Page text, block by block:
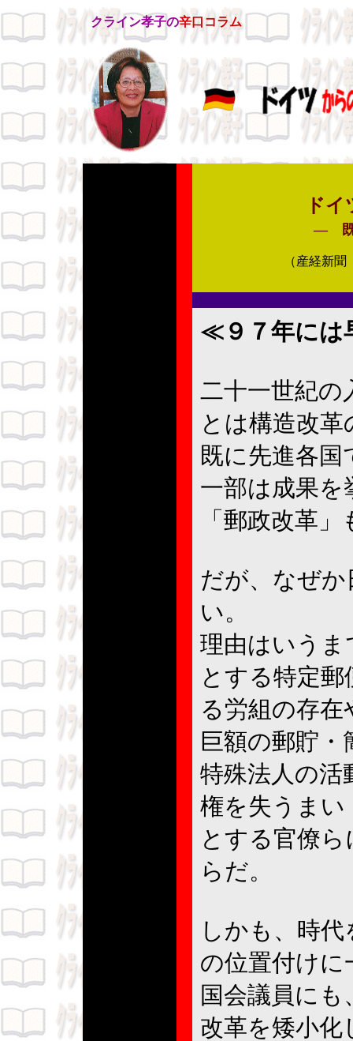
クライン孝子の辛口コラム
ドイ
― 既
（産経新聞
≪９７年には
二十一世紀の
とは構造改
既に先進各
一部は成果を
「郵政改革
だが、なぜ
い。
理由はいうま
とする特定
る労組の存在
巨額の郵貯
特殊法人の活
権を失うまい
とする官僚
らだ。
しかも、時
の位置付けに
国会議員にも
改革を矮小化